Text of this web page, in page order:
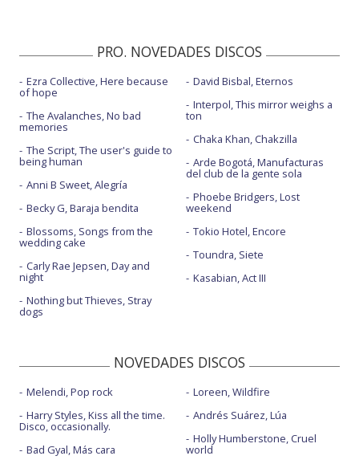
PRO. NOVEDADES DISCOS
Ezra Collective, Here because
of hope
The Avalanches, No bad
memories
The Script, The user's guide to
being human
Anni B Sweet, Alegría
Becky G, Baraja bendita
Blossoms, Songs from the
wedding cake
Carly Rae Jepsen, Day and
night
Nothing but Thieves, Stray
dogs
David Bisbal, Eternos
Interpol, This mirror weighs a
ton
Chaka Khan, Chakzilla
Arde Bogotá, Manufacturas
del club de la gente sola
Phoebe Bridgers, Lost
weekend
Tokio Hotel, Encore
Toundra, Siete
Kasabian, Act III
NOVEDADES DISCOS
Melendi, Pop rock
Harry Styles, Kiss all the time.
Disco, occasionally.
Bad Gyal, Más cara
Loreen, Wildfire
Andrés Suárez, Lúa
Holly Humberstone, Cruel
world